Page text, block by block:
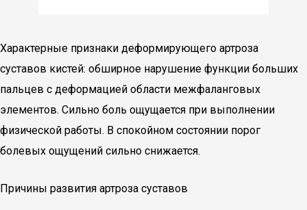
Характерные признаки деформирующего артроза
суставов кистей: обширное нарушение функции больших
пальцев с деформацией области межфаланговых
элементов. Сильно боль ощущается при выполнении
физической работы. В спокойном состоянии порог
болевых ощущений сильно снижается.
Причины развития артроза суставов